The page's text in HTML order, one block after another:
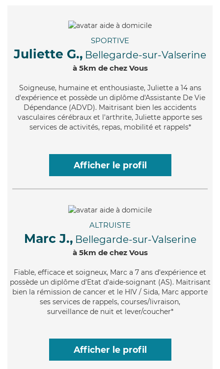
SPORTIVE
Juliette G., Bellegarde-sur-Valserine
à 5km de chez Vous
Soigneuse, humaine et enthousiaste, Juliette a 14 ans
d'expérience et possède un diplôme d'Assistante De Vie
Dépendance (ADVD). Maitrisant bien les accidents
vasculaires cérébraux et l'arthrite, Juliette apporte ses
services de activités, repas, mobilité et rappels*
Afficher le profil
ALTRUISTE
Marc J., Bellegarde-sur-Valserine
à 5km de chez Vous
Fiable, efficace et soigneux, Marc a 7 ans d'expérience et
possède un diplôme d'Etat d'aide-soignant (AS). Maitrisant
bien la rémission de cancer et le HIV / Sida, Marc apporte
ses services de rappels, courses/livraison,
surveillance de nuit et lever/coucher*
Afficher le profil